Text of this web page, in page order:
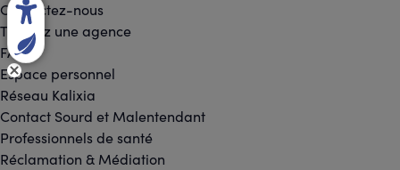
Contactez-nous
Trouvez une agence
FAQ
Espace personnel
Réseau Kalixia
Contact Sourd et Malentendant
Professionnels de santé
Réclamation & Médiation